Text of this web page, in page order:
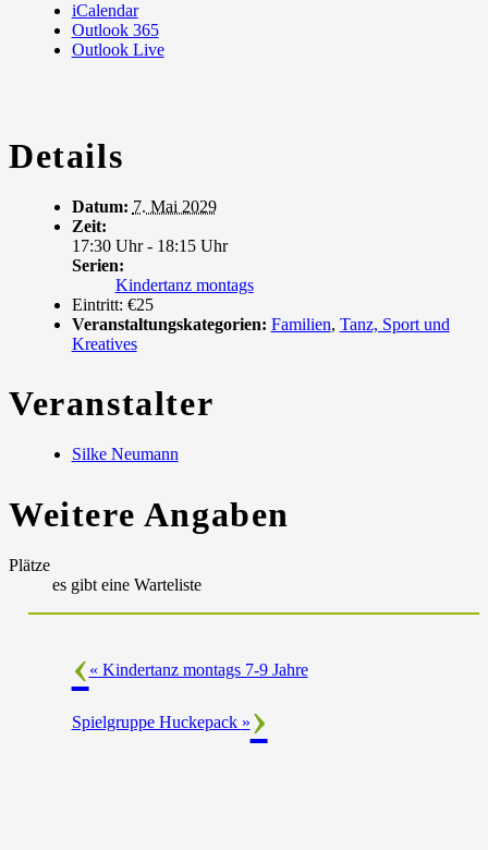
iCalendar
Outlook 365
Outlook Live
Details
Datum: 7. Mai 2029
Zeit:
17:30 Uhr - 18:15 Uhr
Serien:
Kindertanz montags
Eintritt: €25
Veranstaltungskategorien: Familien, Tanz, Sport und
Kreatives
Veranstalter
Silke Neumann
Weitere Angaben
Plätze
es gibt eine Warteliste
« Kindertanz montags 7-9 Jahre
Spielgruppe Huckepack »